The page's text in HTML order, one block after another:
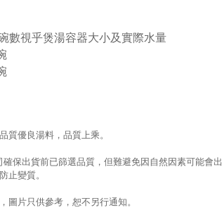
數視乎煲湯容器大小及實際水量
質優良湯料，品質上乘。
保出貨前已篩選品質，但難避免因自然因素可能會
止變質。
圖片只供參考， 恕不另行通知。